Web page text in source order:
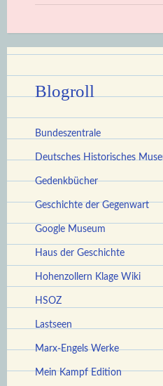
Blogroll
Bundeszentrale
Deutsches Historisches
Gedenkbücher
Geschichte der Gegenwart
Google Museum
Haus der Geschichte
Hohenzollern Klage Wiki
HSOZ
Lastseen
Marx-Engels Werke
Mein Kampf Edition